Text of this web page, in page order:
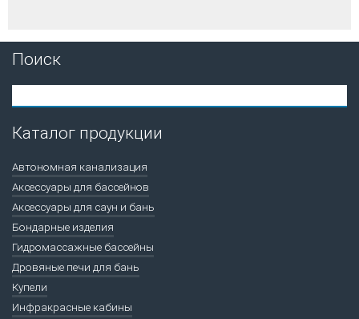
Поиск
Каталог продукции
Автономная канализация
Аксессуары для бассейнов
Аксессуары для саун и бань
Бондарные изделия
Гидромассажные бассейны
Дровяные печи для бань
Купели
Инфракрасные кабины